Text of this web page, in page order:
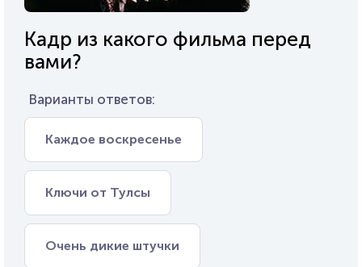
Кадр из какого фильма перед
вами?
Варианты ответов:
Каждое воскресенье
Ключи от Тулсы
Очень дикие штучки